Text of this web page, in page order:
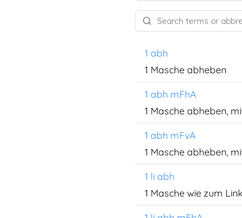
1 abh
1 Masche abheben
1 abh mFhA
1 Masche abheben,
1 abh mFvA
1 Masche abheben,
1 li abh
1 Masche wie zum